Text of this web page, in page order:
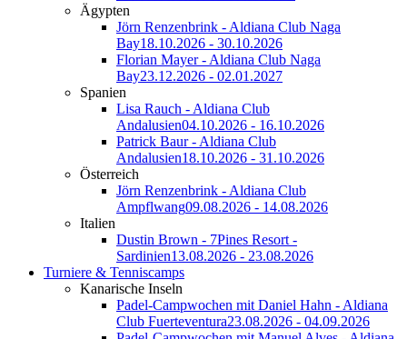
Ägypten
Jörn Renzenbrink - Aldiana Club Naga
Bay18.10.2026 - 30.10.2026
Florian Mayer - Aldiana Club Naga
Bay23.12.2026 - 02.01.2027
Spanien
Lisa Rauch - Aldiana Club
Andalusien04.10.2026 - 16.10.2026
Patrick Baur - Aldiana Club
Andalusien18.10.2026 - 31.10.2026
Österreich
Jörn Renzenbrink - Aldiana Club
Ampflwang09.08.2026 - 14.08.2026
Italien
Dustin Brown - 7Pines Resort -
Sardinien13.08.2026 - 23.08.2026
Turniere & Tenniscamps
Kanarische Inseln
Padel-Campwochen mit Daniel Hahn - Aldiana
Club Fuerteventura23.08.2026 - 04.09.2026